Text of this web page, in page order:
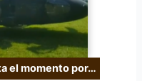
el momento por…